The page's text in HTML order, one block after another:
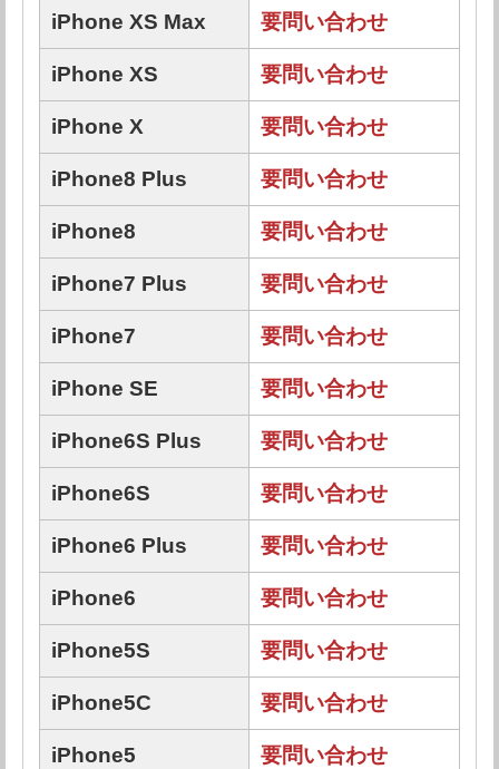
iPhone XS Max 要問い合わせ
iPhone XS 要問い合わせ
iPhone X 要問い合わせ
iPhone8 Plus 要問い合わせ
iPhone8 要問い合わせ
iPhone7 Plus 要問い合わせ
iPhone7 要問い合わせ
iPhone SE 要問い合わせ
iPhone6S Plus 要問い合わせ
iPhone6S 要問い合わせ
iPhone6 Plus 要問い合わせ
iPhone6 要問い合わせ
iPhone5S 要問い合わせ
iPhone5C 要問い合わせ
iPhone5 要問い合わせ